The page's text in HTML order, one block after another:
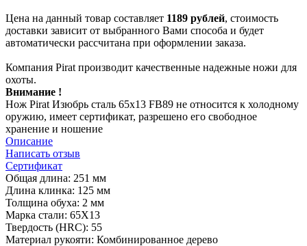
Цена на данный товар составляет 1189 рублей, стоимость
доставки зависит от выбранного Вами способа и будет
автоматически рассчитана при оформлении заказа.
Компания Pirat производит качественные надежные ножи для
охоты.
Внимание !
Нож Pirat Изюбрь сталь 65х13 FB89 не относится к холодному
оружию, имеет сертификат, разрешено его свободное
хранение и ношение
Описание
Написать отзыв
Сертификат
Общая длина: 251 мм
Длина клинка: 125 мм
Толщина обуха: 2 мм
Марка стали: 65Х13
Твердость (HRC): 55
Материал рукояти: Комбинированное дерево